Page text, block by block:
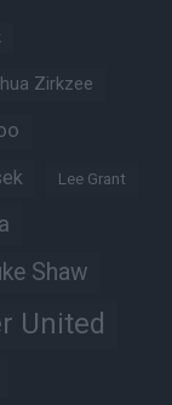
Zirkzee
Lee Grant
Shaw
United